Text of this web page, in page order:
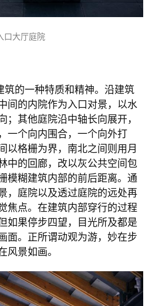
筑的一种特质和精神。沿建筑
间的内院作为入口对景，以水
；其他庭院沿中轴长向展开，
一个向内围合，一个向外打
以格栅为界，南北之间则用月
中的回廊，改以灰公共空间包
模糊建筑内部的前后距离。通
，庭院以及透过庭院的远处再
焦点。在建筑内部穿行的过程
面。正所谓动观为游，妙在步
风景如画。